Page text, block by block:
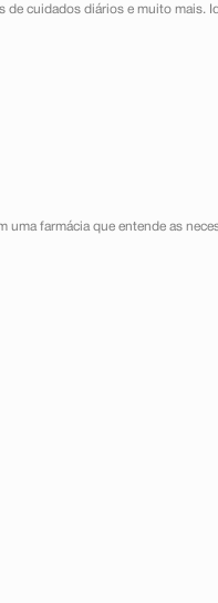
cuidados diários e muito mais.
farmácia que entende as